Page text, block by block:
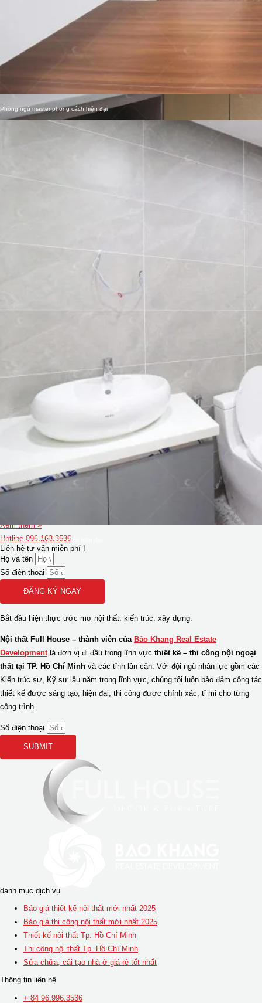
Mẫu thiết kế nội thất phòng ngủ phong cách Indochine
Phòng ngủ master phong cách hiện đại
Mẫu nhà vệ sinh phong cách hiện đại
Nắm Bắt Xu Hướng Nội Thất Chung Cư Của Giới Thượng Lưu
Xem thêm »
Tìm hiểu các yếu tố ảnh hưởng đến chi phí thiết kế nội thất biệt thự
Xem thêm »
Hotline 096.163.3536
Liên hệ tư vấn miễn phí !
Họ và tên
Số điện thoại
ĐĂNG KÝ NGAY
Bắt đầu hiện thực ước mơ nội thất. kiến trúc. xây dựng.
Nội thất Full House – thành viên của Bảo Khang Real Estate
Development là đơn vị đi đầu trong lĩnh vực thiết kế – thi công nội ngoại
thất tại TP. Hồ Chí Minh và các tỉnh lân cận. Với đội ngũ nhân lực gồm các
Kiến trúc sư, Kỹ sư lâu năm trong lĩnh vực, chúng tôi luôn bảo đảm công tác
thiết kế được sáng tạo, hiện đại, thi công được chính xác, tỉ mỉ cho từng
công trình.
Số điện thoại
SUBMIT
danh mục dịch vụ
Báo giá thiết kế nội thất mới nhất 2025
Báo giá thi công nội thất mới nhất 2025
Thiết kế nội thất Tp. Hồ Chí Minh
Thi công nội thất Tp. Hồ Chí Minh
Sửa chữa, cải tạo nhà ở giá rẻ tốt nhất
Thông tin liên hệ
+ 84 96.996.3536